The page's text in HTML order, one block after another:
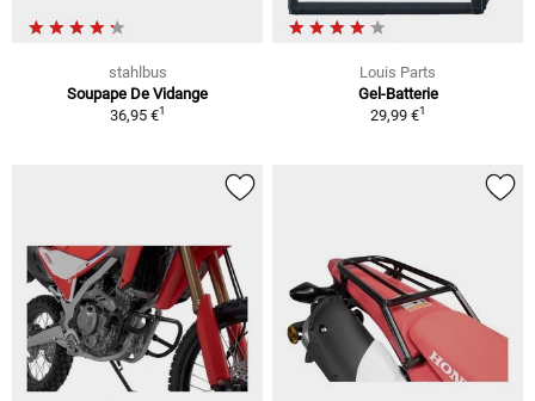
stahlbus
Soupape De Vidange
36,95 €1
Louis Parts
Gel-Batterie
29,99 €1